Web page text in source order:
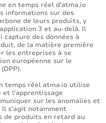
en temps réel d'atma.io
informations sur des
de leurs produits, y
3 et au-delà. Il
des données à
de la matière première
les entreprises à se
européenne sur le
temps réel atma.io utilise
l'apprentissage
sur les anomalies et
Il s'agit notamment
de produits en retard au